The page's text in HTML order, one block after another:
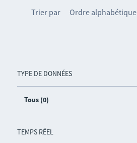
TYPE DE DONNÉES
Tous (0)
TEMPS RÉEL
Trier par Ordre alphabétique